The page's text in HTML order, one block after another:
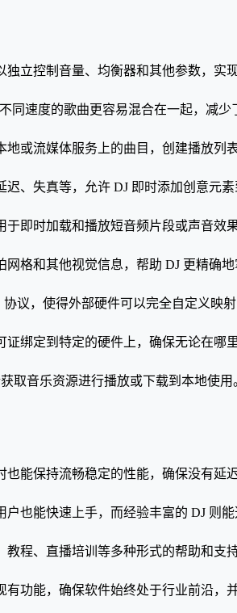
立控制音量、均衡器和其他参数，实
同速度的歌曲更容易混合在一起，减少
或流媒体服务上的曲目，创建播放列
、失真等，允许 DJ 即时添加创意元素
即时加载和播放短音频片段或声音效
格和其他视觉信息，帮助 DJ 更精确地
议，使得外部硬件可以完全自定义映射
证绑定到特定的硬件上，确保无论在哪
取音乐资源进行播放或下载到本地使用
能保持流畅稳定的性能，确保没有延迟
也能快速上手，而经验丰富的 DJ 则能
程、直播培训等多种形式的帮助和支
功能，确保软件始终处于行业前沿，